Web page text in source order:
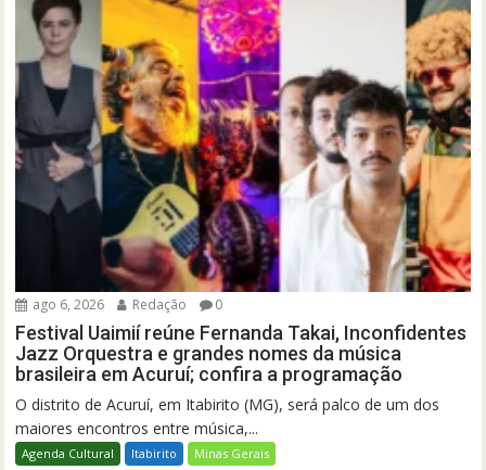
ago 6, 2026 Redação 0
Festival Uaimií reúne Fernanda Takai, Inconfidentes
Jazz Orquestra e grandes nomes da música
brasileira em Acuruí; confira a programação
O distrito de Acuruí, em Itabirito (MG), será palco de um dos
maiores encontros entre música,...
Agenda Cultural Itabirito Minas Gerais